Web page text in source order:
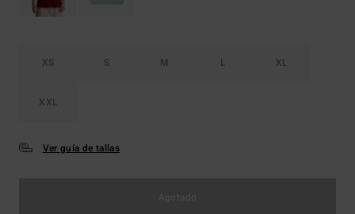
XS S M L XL
XXL
Ver guía de tallas